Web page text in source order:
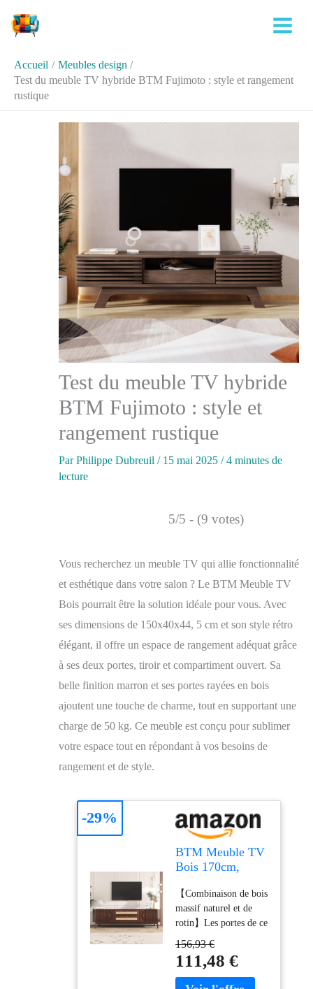
Accueil
Meubles design
Test du meuble TV hybride BTM Fujimoto : style et rangement
rustique
Test du meuble TV hybride
BTM Fujimoto : style et
rangement rustique
ParPhilippe Dubreuil / 15 mai 2025 /4 minutes de
lecture
5/5 - (9 votes)
Vous recherchez un meuble TV qui allie fonctionnalité
et esthétique dans votre salon ? Le BTM Meuble TV
Bois pourrait être la solution idéale pour vous. Avec
ses dimensions de 150x40x44, 5 cm et son style rétro
élégant, il offre un espace de rangement adéquat grâce
à ses deux portes, tiroir et compartiment ouvert. Sa
belle finition marron et ses portes rayées en bois
ajoutent une touche de charme, tout en supportant une
charge de 50 kg. Ce meuble est conçu pour sublimer
votre espace tout en répondant à vos besoins de
rangement et de style.
BTM Meuble TV
Bois 170cm,
Porte
Coulissantes e
Tiroirs, Banc TV
avec Rangement,
Style Rustique
Marron
【Combinaison de bois
massif naturel et de
rotin】Les portes de ce
meuble TV sont en
bois massif naturel,
avec une structure en
rondins de bois, pour
156,93 €
111,48 €
-29%